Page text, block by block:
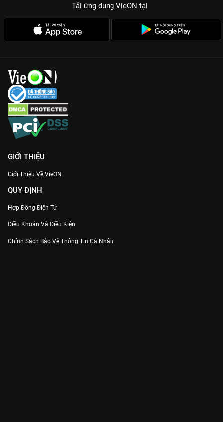
Tải ứng dụng VieON tại
GIỚI THIỆU
Giới Thiệu Về VieON
QUY ĐỊNH
Hợp Đồng Điện Tử
Điều Khoản Và Điều Kiện
Chính Sách Bảo Vệ Thông Tin Cá Nhân